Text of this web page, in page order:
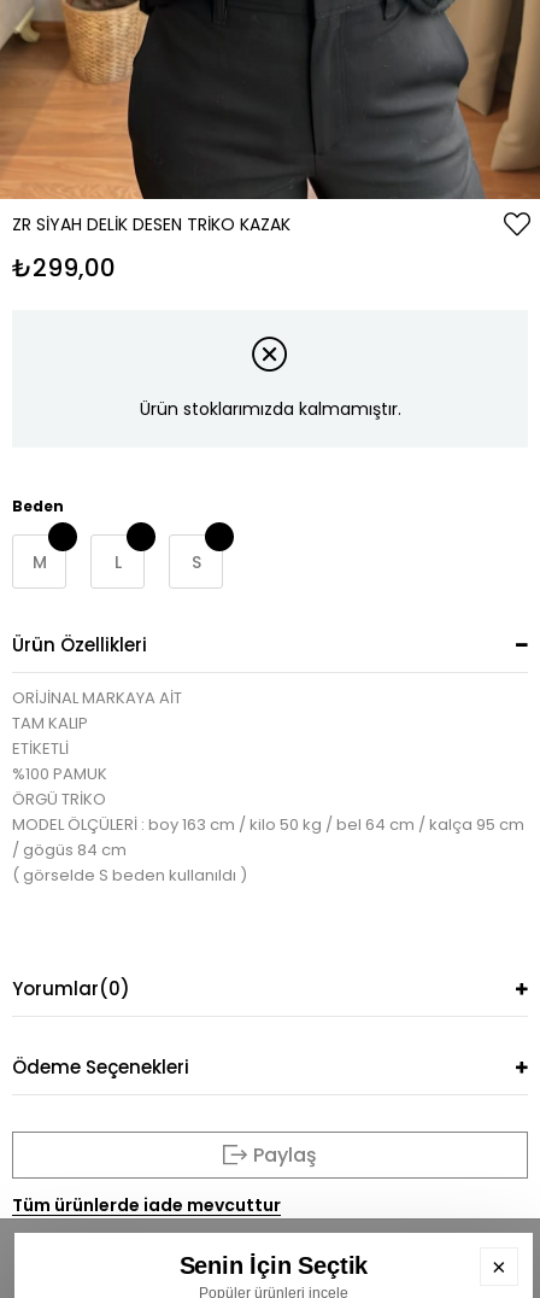
ZR SIYAH DELIK DESEN TRIKO KAZAK
₺299,00
Ürün stoklarımızda kalmamıştır.
Beden
M L S
Ürün Özellikleri
ORİJİNAL MARKAYA AİT
TAM KALIP
ETİKETLİ
%100 PAMUK
ÖRGÜ TRİKO
MODEL ÖLÇÜLERİ : boy 163 cm / kilo 50 kg / bel 64 cm / kalça 95 cm
/ gögüs 84 cm
( görselde S beden kullanıldı )
Yorumlar(0)
Ödeme Seçenekleri
Paylaş
Tüm ürünlerde iade mevcuttur
Senin İçin Seçtik
Popüler ürünleri incele
×